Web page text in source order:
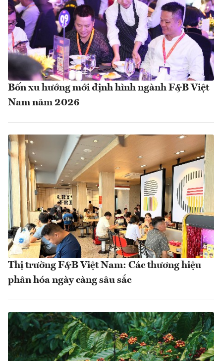
Bốn xu hướng mới định hình ngành F&B Việt
Nam năm 2026
Thị trường F&B Việt Nam: Các thương hiệu
phân hóa ngày càng sâu sắc